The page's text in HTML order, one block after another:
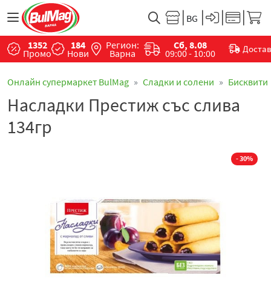
1352
Промо
184
Нови
Регион:
Варна
Сб, 8.08
09:00 - 10:00
Онлайн супермаркет BulMag Сладки и солени Бисквити
Насладки Престиж със слива
134гр
- 30%